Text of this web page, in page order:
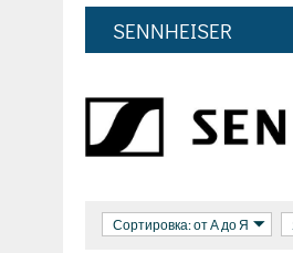
SENNHEISER
Сортировка: от А до Я